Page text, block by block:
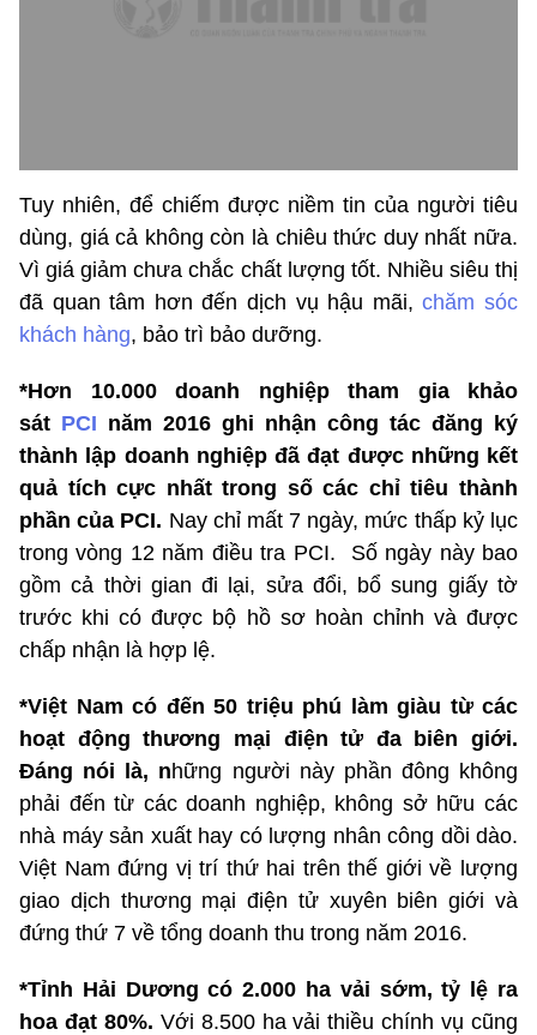
Tuy nhiên, để chiếm được niềm tin của người tiêu
dùng, giá cả không còn là chiêu thức duy nhất nữa.
Vì giá giảm chưa chắc chất lượng tốt. Nhiều siêu thị
đã quan tâm hơn đến dịch vụ hậu mãi,chăm sóc
khách hàng, bảo trì bảo dưỡng.
*Hơn 10.000 doanh nghiệp tham gia khảo
sát PCI năm 2016 ghi nhận công tác đăng ký
thành lập doanh nghiệp đã đạt được những kết
quả tích cực nhất trong số các chỉ tiêu thành
phần của PCI. Nay chỉ mất 7 ngày, mức thấp kỷ lục
trong vòng 12 năm điều tra PCI. Số ngày này bao
gồm cả thời gian đi lại, sửa đổi, bổ sung giấy tờ
trước khi có được bộ hồ sơ hoàn chỉnh và được
chấp nhận là hợp lệ.
*Việt Nam có đến 50 triệu phú làm giàu từ các
hoạt động thương mại điện tử đa biên giới.
Đáng nói là, những người này phần đông không
phải đến từ các doanh nghiệp, không sở hữu các
nhà máy sản xuất hay có lượng nhân công dồi dào.
Việt Nam đứng vị trí thứ hai trên thế giới về lượng
giao dịch thương mại điện tử xuyên biên giới và
đứng thứ 7 về tổng doanh thu trong năm 2016.
*Tỉnh Hải Dương có 2.000 ha vải sớm, tỷ lệ ra
hoa đạt 80%. Với 8.500 ha vải thiều chính vụ cũng